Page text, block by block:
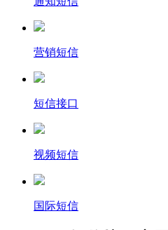
营销短信
短信接口
视频短信
国际短信